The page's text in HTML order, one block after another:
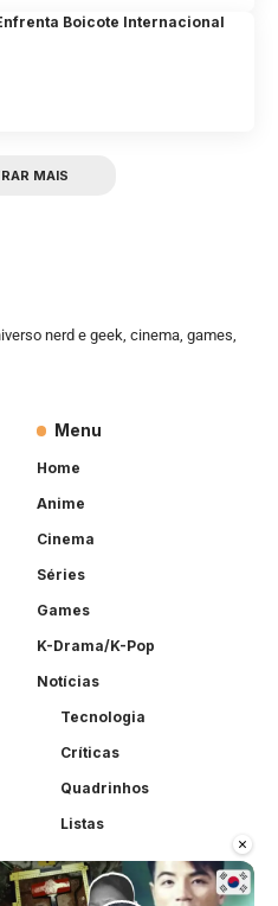
×
Boicote Internacional
MAIS
nerd e geek, cinema, games,
Menu
Home
Anime
Cinema
Séries
Games
K-Drama/K-Pop
Notícias
Tecnologia
Críticas
Quadrinhos
Listas